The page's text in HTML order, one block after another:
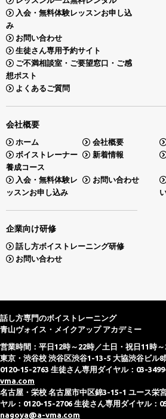
入会・無料体験レッスンお申し込
み
お問い合わせ
生徒さん専用予約サイト
ご不満相談室・ご要望窓口・ご感
想ポスト
よくあるご質問
会社概要
ホーム 会社概要
ボイストレーナー
養成コース
新着情報
入会・無料体験レ
ッスンお申し込み
お問い合わせ
企業向け研修
話し方ボイストレーニング研修
お問い合わせ
話し方専門のボイストレーニング
青山ヴォイス・メイクアップ アカデミー
営業時間：平日12時～22時／土日・祝日11時
東京・渋谷校 渋谷区渋谷1-13-5 大協渋谷ビル8
0120-15-2763 生徒さん専用ダイヤル：03-
vma.com
名古屋・栄校 名古屋市中区錦3-15-1 ユース栄
ヤル：0120-15-2706 生徒さん専用ダイヤル：
nagoya@a-vma.com